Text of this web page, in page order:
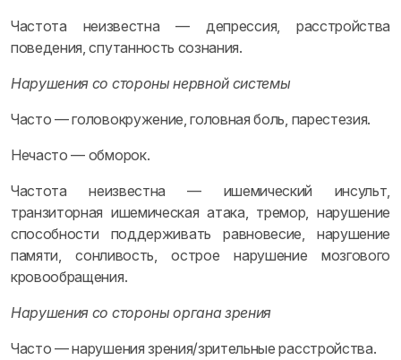
Частота неизвестна — депрессия, расстройства
поведения, спутанность сознания.
Нарушения со стороны нервной системы
Часто — головокружение, головная боль, парестезия.
Нечасто — обморок.
Частота неизвестна — ишемический инсульт,
транзиторная ишемическая атака, тремор, нарушение
способности поддерживать равновесие, нарушение
памяти, сонливость, острое нарушение мозгового
кровообращения.
Нарушения со стороны органа зрения
Часто — нарушения зрения/зрительные расстройства.